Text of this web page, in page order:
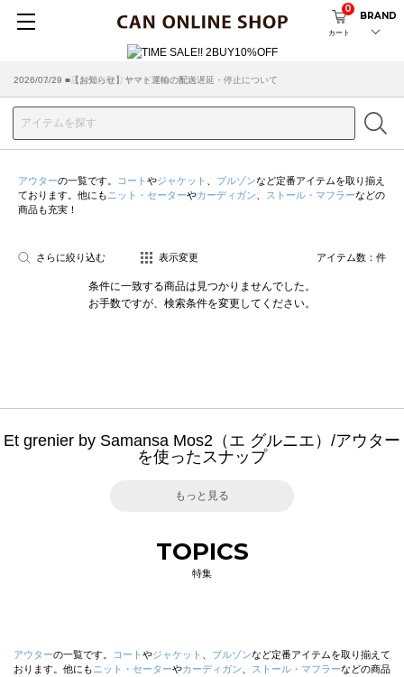
カート
0
BRAND
2026/07/29 ■【お知らせ】ヤマト運輸の配送遅延・停止について
2026/03/18 ■店舗受け取りサービスのご案内
アウターの一覧です。 コート やジャケット ブルゾンなど定番アイテムを取り揃え
ております。他にも ニット・セーターやカーディガン ストール・マフラーなどの
商品も充実！
さらに絞り込む 表示変更 アイテム数： 件
条件に一致する商品は見つかりませんでした。
お手数ですが、検索条件を変更してください。
Et grenier by Samansa Mos2（エ グルニエ）/アウター
を使ったスナップ
もっと見る
TOPICS
特集
アウターの一覧です。 コート やジャケット ブルゾンなど定番アイテムを取り揃えて
おります。他にも ニット・セーターやカーディガン ストール・マフラーなどの商品